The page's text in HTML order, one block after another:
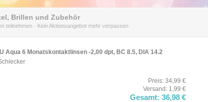
Brillen und Zubehör
teilnehmen · Kein Aktionsangebot mehr verpassen
Aqua 6 Monatskontaktlinsen -2,00 dpt, BC 8.5, DIA 14.2
Preis: 34,99 €
Versand: 1,99 €
Gesamt: 36,98 €